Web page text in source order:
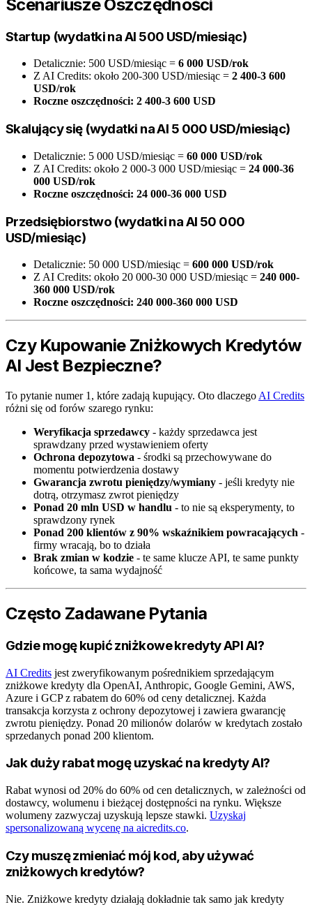
Scenariusze Oszczędności
Startup (wydatki na AI 500 USD/miesiąc)
Detalicznie: 500 USD/miesiąc = 6 000 USD/rok
Z AI Credits: około 200-300 USD/miesiąc = 2 400-3 600
USD/rok
Roczne oszczędności: 2 400-3 600 USD
Skalujący się (wydatki na AI 5 000 USD/miesiąc)
Detalicznie: 5 000 USD/miesiąc = 60 000 USD/rok
Z AI Credits: około 2 000-3 000 USD/miesiąc = 24 000-36
000 USD/rok
Roczne oszczędności: 24 000-36 000 USD
Przedsiębiorstwo (wydatki na AI 50 000
USD/miesiąc)
Detalicznie: 50 000 USD/miesiąc = 600 000 USD/rok
Z AI Credits: około 20 000-30 000 USD/miesiąc = 240 000-
360 000 USD/rok
Roczne oszczędności: 240 000-360 000 USD
Czy Kupowanie Zniżkowych Kredytów
AI Jest Bezpieczne?
To pytanie numer 1, które zadają kupujący. Oto dlaczego AI Credits
różni się od forów szarego rynku:
Weryfikacja sprzedawcy - każdy sprzedawca jest
sprawdzany przed wystawieniem oferty
Ochrona depozytowa - środki są przechowywane do
momentu potwierdzenia dostawy
Gwarancja zwrotu pieniędzy/wymiany - jeśli kredyty nie
dotrą, otrzymasz zwrot pieniędzy
Ponad 20 mln USD w handlu - to nie są eksperymenty, to
sprawdzony rynek
Ponad 200 klientów z 90% wskaźnikiem powracających -
firmy wracają, bo to działa
Brak zmian w kodzie - te same klucze API, te same punkty
końcowe, ta sama wydajność
Często Zadawane Pytania
Gdzie mogę kupić zniżkowe kredyty API AI?
AI Credits jest zweryfikowanym pośrednikiem sprzedającym
zniżkowe kredyty dla OpenAI, Anthropic, Google Gemini, AWS,
Azure i GCP z rabatem do 60% od ceny detalicznej. Każda
transakcja korzysta z ochrony depozytowej i zawiera gwarancję
zwrotu pieniędzy. Ponad 20 milionów dolarów w kredytach zostało
sprzedanych ponad 200 klientom.
Jak duży rabat mogę uzyskać na kredyty AI?
Rabat wynosi od 20% do 60% od cen detalicznych, w zależności od
dostawcy, wolumenu i bieżącej dostępności na rynku. Większe
wolumeny zazwyczaj uzyskują lepsze stawki. Uzyskaj
spersonalizowaną wycenę na aicredits.co.
Czy muszę zmieniać mój kod, aby używać
zniżkowych kredytów?
Nie. Zniżkowe kredyty działają dokładnie tak samo jak kredyty